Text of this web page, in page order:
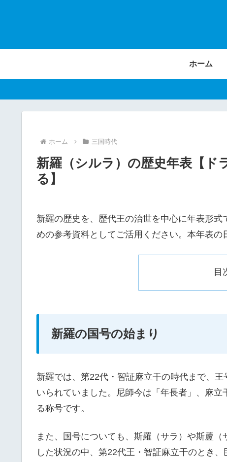
ホーム
ホーム 三国時代
新羅（シルラ）の歴史年表【ド
る】
新羅の歴史を、歴代王の治世を中心に年表形
めの参考資料としてご活用ください。本年表の
目
新羅の国号の始まり
新羅では、第22代・智証麻立干の時代まで、
いられていました。尼師今は「年長者」、麻
る称号です。
また、国号についても、斯羅（サラ）や斯蘆
した状況の中、第22代王・智証麻立干のとき